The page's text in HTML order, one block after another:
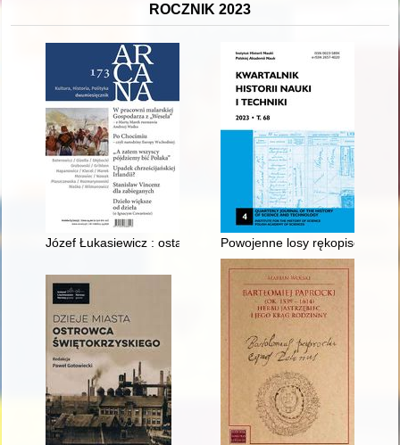
ROCZNIK 2023
Józef Łukasiewicz : ostatni zapomniany więzień Szlisselburga
Powojenne losy rękopisów z